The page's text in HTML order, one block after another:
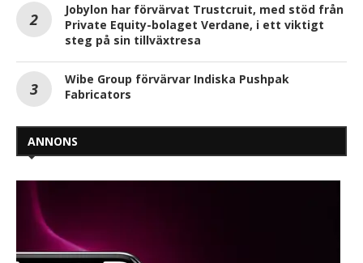
Jobylon har förvärvat Trustcruit, med stöd från
Private Equity-bolaget Verdane, i ett viktigt
steg på sin tillväxtresa
Wibe Group förvärvar Indiska Pushpak
Fabricators
ANNONS